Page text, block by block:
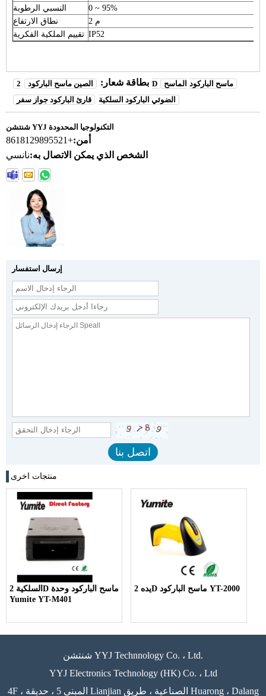
0 ~ 95%
نطاق الارتفاع
م 2
تقييم الملكية الفكرية IP52
بطاقة شعار: الصين ماسح الباركود 2D ماسح الباركود الماسح
الضوئي الباركود السلكية
قارئ الباركود جواز سفر
شنتشن YYJ التكنولوجيا المحدودة
أمن:+8618129895521
الشخص الذي يمكن الاتصال به:نانسي
إرسال استفسار
منتجات اخرى
السلكية 2D ماسح الباركود وحدة
Yumite YT-M401
يده 2D ماسح الباركود YT-2000
شنتشن YYJ Technnology Co. ، Ltd.
YYJ Electronics Technology (HK) Co. ، Ltd
4F ، المبنى 5 ، حديقة Lianjian الصناعية ، طريق Huarong ، Dalang